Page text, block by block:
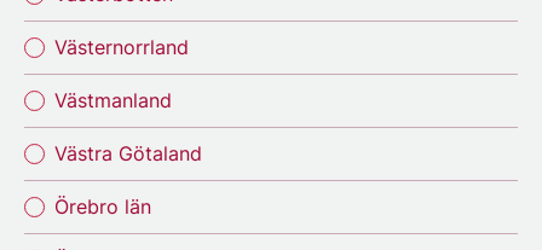
Västernorrland
Västmanland
Västra Götaland
Örebro län